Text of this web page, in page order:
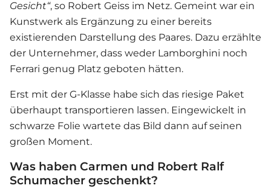
Gesicht“, so Robert Geiss im Netz. Gemeint war ein
Kunstwerk als Ergänzung zu einer bereits
existierenden Darstellung des Paares. Dazu erzählte
der Unternehmer, dass weder Lamborghini noch
Ferrari genug Platz geboten hätten.
Erst mit der G-Klasse habe sich das riesige Paket
überhaupt transportieren lassen. Eingewickelt in
schwarze Folie wartete das Bild dann auf seinen
großen Moment.
Was haben Carmen und Robert Ralf
Schumacher geschenkt?